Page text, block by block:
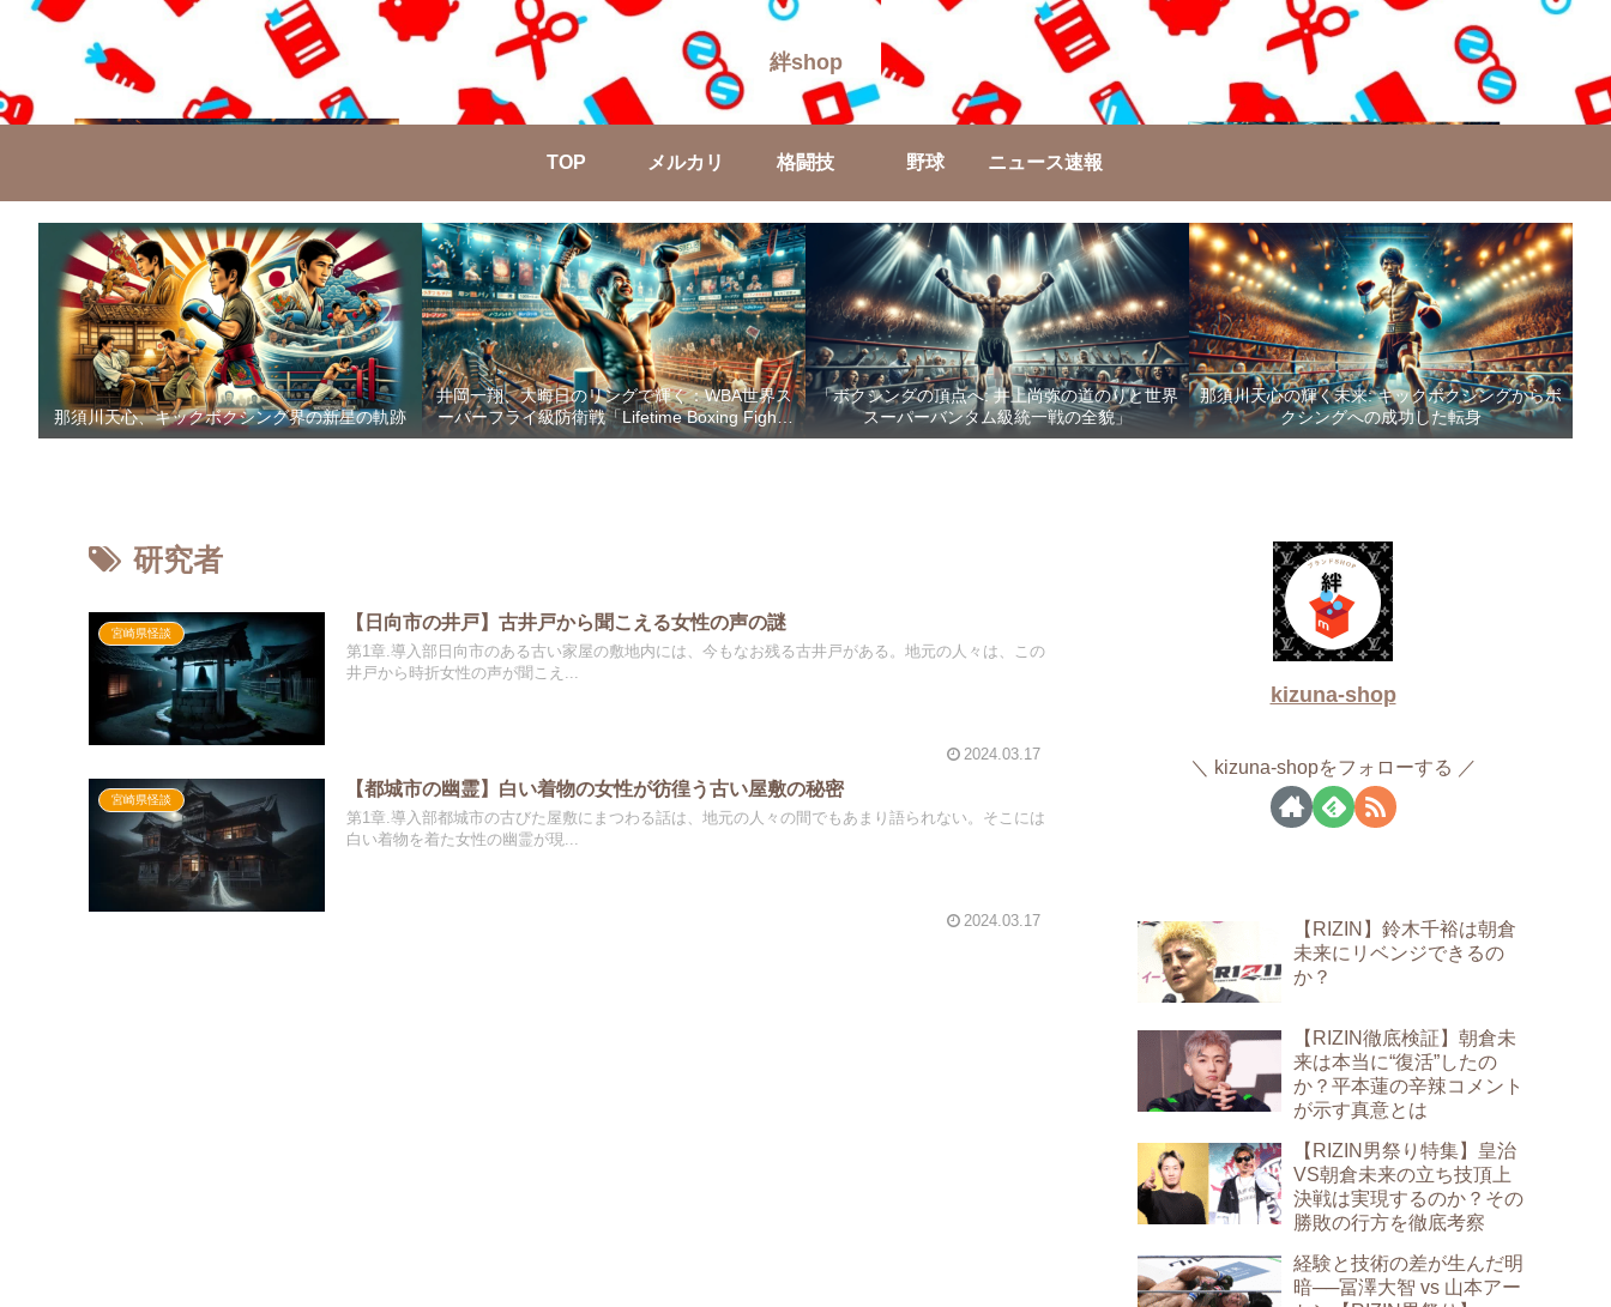
絆shop
TOP メルカリ 格闘技 野球 ニュース速報
那須川天心、キックボクシング界の新星の軌跡
井岡一翔、大晦日のリングで輝く：WBA世界ス
ーパーフライ級防衛戦「Lifetime Boxing Fights
18」
「ボクシングの頂点へ: 井上尚弥の道のりと世界
スーパーバンタム級統一戦の全貌」
那須川天心の輝く未来: キックボクシングからボ
クシングへの成功した転身
研究者
宮崎県怪談
【日向市の井戸】古井戸から聞こえる女性の声の謎
第1章.導入部日向市のある古い家屋の敷地内には、今もなお残る古井戸がある。地元の人々は、この
井戸から時折女性の声が聞こえ...
2024.03.17
宮崎県怪談
【都城市の幽霊】白い着物の女性が彷徨う古い屋敷の秘密
第1章.導入部都城市の古びた屋敷にまつわる話は、地元の人々の間でもあまり語られない。そこには
白い着物を着た女性の幽霊が現...
2024.03.17
kizuna-shop
kizuna-shopをフォローする
【RIZIN】鈴木千裕は朝倉
未来にリベンジできるの
か？
【RIZIN徹底検証】朝倉未
来は本当に“復活”したの
か？平本蓮の辛辣コメント
が示す真意とは
【RIZIN男祭り特集】皇治
VS朝倉未来の立ち技頂上
決戦は実現するのか？その
勝敗の行方を徹底考察
経験と技術の差が生んだ明
暗──冨澤大智 vs 山本アー